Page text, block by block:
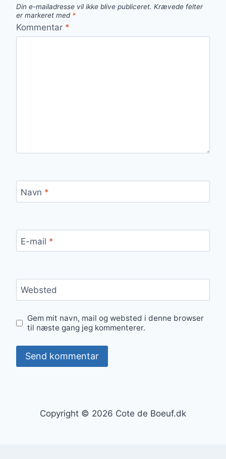
Din e-mailadresse vil ikke blive publiceret. Krævede felter
er markeret med *
Kommentar *
Navn *
E-mail *
Websted
Gem mit navn, mail og websted i denne browser
til næste gang jeg kommenterer.
Copyright © 2026 Cote de Boeuf.dk